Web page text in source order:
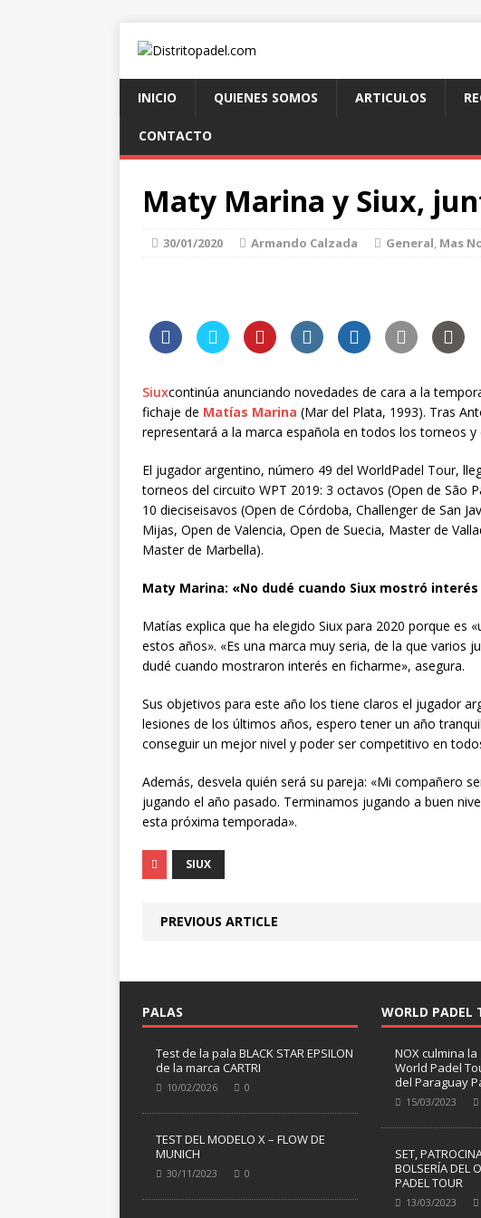
INICIO QUIENES SOMOS ARTICULOS
CONTACTO
Maty Marina y Siux,
30/01/2020 Armando Calzada General, Mas
Siuxcontinúa anunciando novedades de cara a la
fichaje de Matías Marina (Mar del Plata, 1993). Tras
representará a la marca española en todos los torneos
El jugador argentino, número 49 del WorldPadel Tour,
torneos del circuito WPT 2019: 3 octavos (Open de São
10 dieciseisavos (Open de Córdoba, Challenger de San
Mijas, Open de Valencia, Open de Suecia, Master de
Master de Marbella).
Maty Marina: «No dudé cuando Siux mostró
Matías explica que ha elegido Siux para 2020 porque es
estos años». «Es una marca muy seria, de la que varios
dudé cuando mostraron interés en ficharme», asegura.
Sus objetivos para este año los tiene claros el jugador
lesiones de los últimos años, espero tener un año
conseguir un mejor nivel y poder ser competitivo en
Además, desvela quién será su pareja: «Mi compañero
jugando el año pasado. Terminamos jugando a buen
esta próxima temporada».
SIUX
PREVIOUS ARTICLE
PALAS
Test de la pala BLACK STAR EPSILON
de la marca CARTRI
10/02/2026 0
TEST DEL MODELO X – FLOW DE
MUNICH
30/11/2023 0
WORLD PADEL
NOX culmina
World Padel
del Paraguay
15/03/2023
SET,
BOLSERÍA DEL
PADEL TOUR
13/03/2023